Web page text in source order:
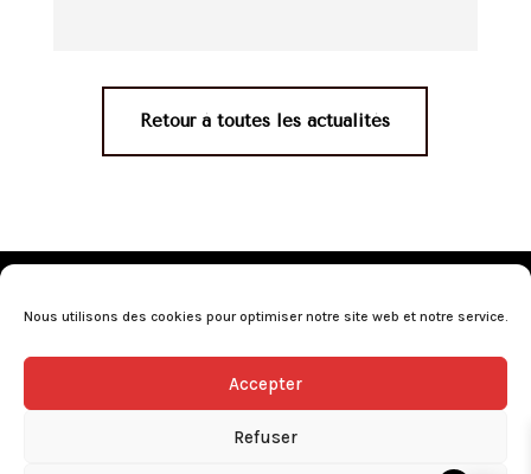
Nous utilisons des cookies pour optimiser notre site web et notre service.
Accepter
Refuser
Retour à toutes les actualités
Conditions générales de vente•Nos revendeurs•
L’abus d’alcool est dangereux pour la santé, consommez avec